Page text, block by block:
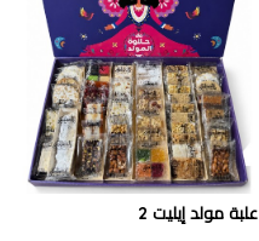
علبة مولد إيليت 2